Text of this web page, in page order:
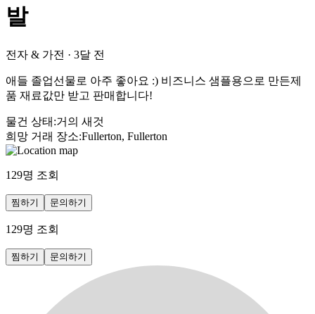
발
전자 & 가전 · 3달 전
애들 졸업선물로 아주 좋아요 :) 비즈니스 샘플용으로 만든제
품 재료값만 받고 판매합니다!
물건 상태 :거의 새것
희망 거래 장소:Fullerton, Fullerton
129명 조회
찜하기 문의하기
129명 조회
찜하기 문의하기